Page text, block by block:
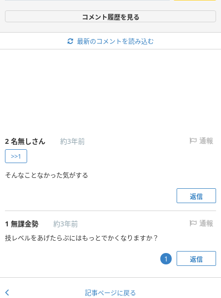
コメント履歴を見る
最新のコメントを読み込む
2 名無しさん 約3年前 通報
>>1
そんなことなかった気がする
返信
1 無課金勢 約3年前 通報
技レベルをあげたらぷにはもっとでかくなりますか？
返信
1
記事ページに戻る